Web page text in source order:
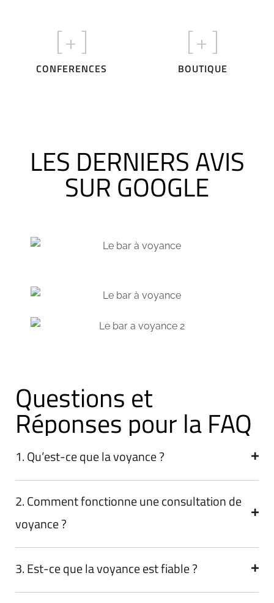
[+
CONFERENCES
[+
BOUTIQUE
LES DERNIERS AVIS
SUR GOOGLE
Questions et
Réponses pour la FAQ
1. Qu’est-ce que la voyance ?
2. Comment fonctionne une consultation de
voyance ?
3. Est-ce que la voyance est fiable ?